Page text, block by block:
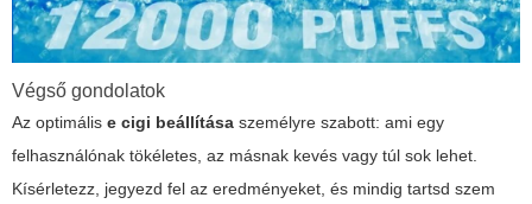
Végső gondolatok
Az optimális e cigi beállítása személyre szabott: ami egy
felhasználónak tökéletes, az másnak kevés vagy túl sok lehet.
Kísérletezz, jegyezd fel az eredményeket, és mindig tartsd szem